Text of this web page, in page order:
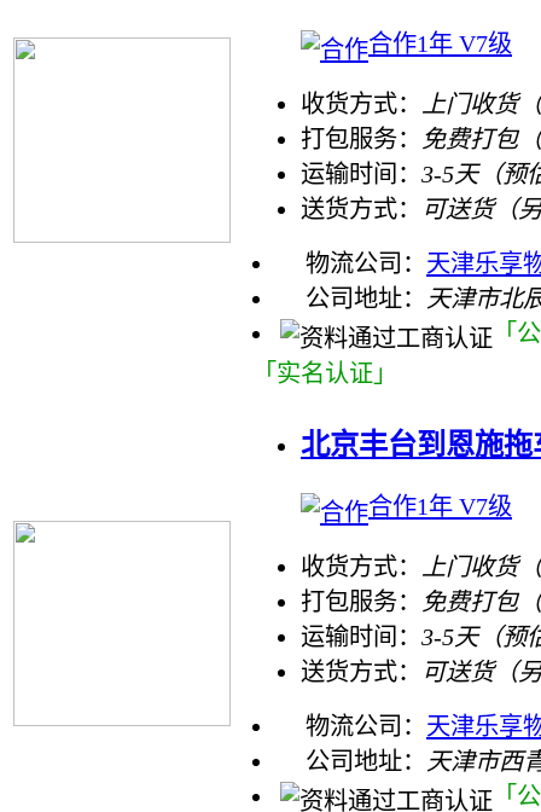
合作1年 V7级
收货方式：
上门收货
打包服务：
免费打包
运输时间： 3-5天（预
送货方式：
可送货（
物流公司： 天津乐享
公司地址：
天津市北
「
「实名认证」
北京丰台到恩施
合作1年 V7级
收货方式：
上门收货
打包服务：
免费打包
运输时间： 3-5天（预
送货方式：
可送货（
物流公司： 天津乐享
公司地址：
天津市西
「